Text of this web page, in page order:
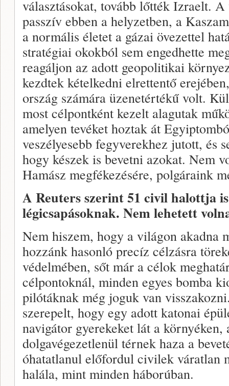
választásokat, tovább lőtték Izraelt. A
passzív ebben a helyzetben, a
a normális életet a gázai övezettel
stratégiai okokból sem engedhette
reagáljon az adott geopolitikai
kezdtek kételkedni elrettentő
ország számára üzenetértékű volt.
most célpontként kezelt alagutak
amelyen tevéket hoztak át
veszélyesebb fegyverekhez jutott, és
hogy készek is bevetni azokat. Nem
Hamász megfékezésére, polgáraink
A Reuters szerint 51 civil halottja
légicsapásoknak. Nem lehetett
Nem hiszem, hogy a világon akadna
hozzánk hasonló precíz célzásra
védelmében, sőt már a célok
célpontoknál, minden egyes bomba
pilótáknak még joguk van
szerepelt, hogy egy adott katonai
navigátor gyerekeket lát a
dolgavégezetlenül térnek haza a
óhatatlanul előfordul civilek váratlan
halála, mint minden háborúban.